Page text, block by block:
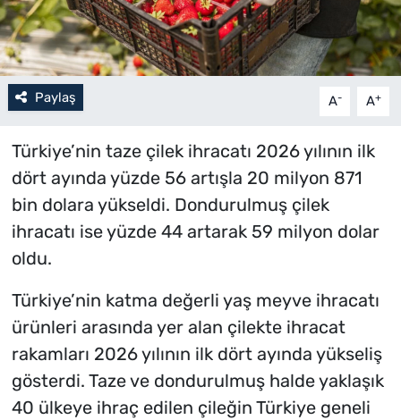
Paylaş A- A+
Türkiye’nin taze çilek ihracatı 2026 yılının ilk
dört ayında yüzde 56 artışla 20 milyon 871
bin dolara yükseldi. Dondurulmuş çilek
ihracatı ise yüzde 44 artarak 59 milyon dolar
oldu.
Türkiye’nin katma değerli yaş meyve ihracatı
ürünleri arasında yer alan çilekte ihracat
rakamları 2026 yılının ilk dört ayında yükseliş
gösterdi. Taze ve dondurulmuş halde yaklaşık
40 ülkeye ihraç edilen çileğin Türkiye geneli